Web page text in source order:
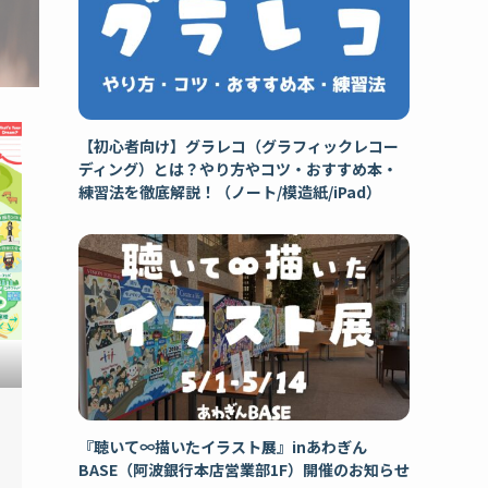
【初心者向け】グラレコ（グラフィックレコー
ディング）とは？やり方やコツ・おすすめ本・
練習法を徹底解説！（ノート/模造紙/iPad）
『聴いて∞描いたイラスト展』inあわぎん
BASE（阿波銀行本店営業部1F）開催のお知らせ